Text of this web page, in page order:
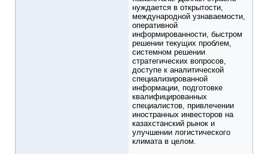
нуждается в открытости,
международной узнаваемости,
оперативной
информированности, быстром
решении текущих проблем,
системном решении
стратегических вопросов,
доступе к аналитической
специализированной
информации, подготовке
квалифицированных
специалистов, привлечении
иностранных инвесторов на
казахстанский рынок и
улучшении логистического
климата в целом.